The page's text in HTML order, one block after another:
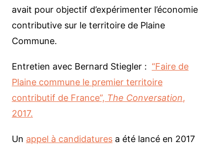
avait pour objectif d’expérimenter l’économie
contributive sur le territoire de Plaine
Commune.
Entretien avec Bernard Stiegler : “Faire de
Plaine commune le premier territoire
contributif de France”, The Conversation,
2017.
Un appel à candidaturesa été lancé en 2017